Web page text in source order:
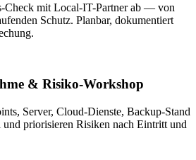
Check mit Local-IT-Partner ab — von
Schutz. Planbar, dokumentiert
& Risiko-Workshop
Server, Cloud-Dienste, Backup-Stand
priorisieren Risiken nach Eintritt und